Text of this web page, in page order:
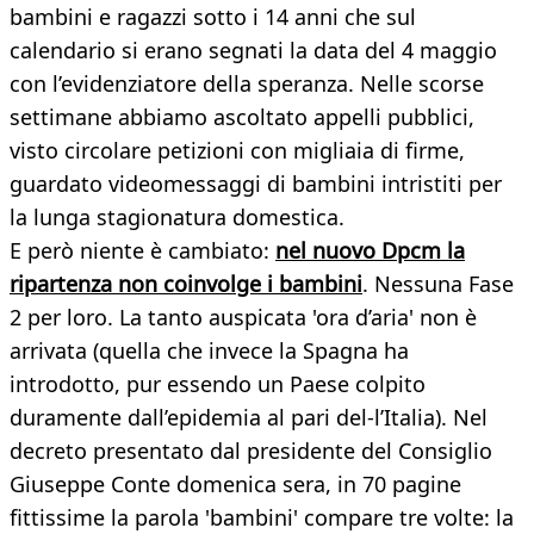
bambini e ragazzi sotto i 14 anni che sul
calendario si erano segnati la data del 4 maggio
con l’evidenziatore della speranza. Nelle scorse
settimane abbiamo ascoltato appelli pubblici,
visto circolare petizioni con migliaia di firme,
guardato videomessaggi di bambini intristiti per
la lunga stagionatura domestica.
E però niente è cambiato: nel nuovo Dpcm la
ripartenza non coinvolge i bambini. Nessuna Fase
2 per loro. La tanto auspicata 'ora d’aria' non è
arrivata (quella che invece la Spagna ha
introdotto, pur essendo un Paese colpito
duramente dall’epidemia al pari del-l’Italia). Nel
decreto presentato dal presidente del Consiglio
Giuseppe Conte domenica sera, in 70 pagine
fittissime la parola 'bambini' compare tre volte: la